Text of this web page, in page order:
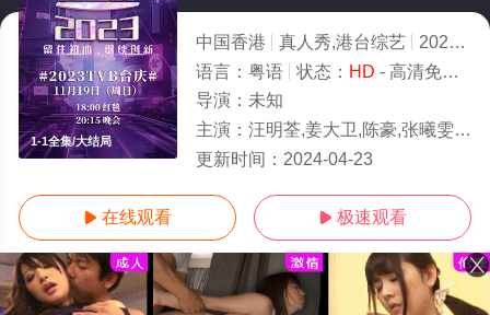
1-1全集/大结局
中国香港 真人秀,港台综艺 2023
语言： 粤语 状态： HD - 高清免费在线观看
导演： 未知
主演： 汪明荃,姜大卫,陈豪,张曦雯,陈展鹏,刘佩玥,周嘉洛,游嘉欣,王祖蓝,阮兆祥,李思捷
更新时间： 2024-04-23
 在线观看  极速观看